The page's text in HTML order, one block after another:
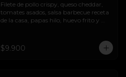
Filete de pollo crispy, queso cheddar,
tomates asados, salsa barbecue receta
de la casa, papas hilo, huevo frito y
$9.900